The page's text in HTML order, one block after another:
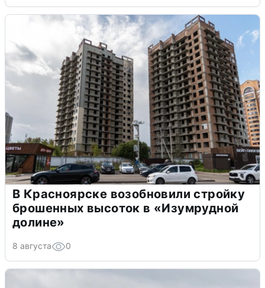
В Красноярске возобновили стройку
брошенных высоток в «Изумрудной
долине»
8 августа 0